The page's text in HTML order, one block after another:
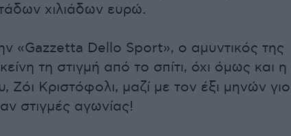
χιλιάδων ευρώ.
«Gazzetta Dello Sport», ο αμυντικός της
τη στιγμή από το σπίτι, όχι όμως και η
Ζόι Κριστόφολι, μαζί με τον έξι μηνών γιο
στιγμές αγωνίας!